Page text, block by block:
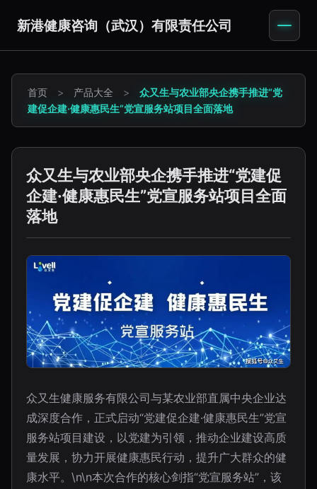
新港健康咨询（武汉）有限责任公司
首页 > 产品大全 >
众又生与农业部央企携手推进“党
建促企建·健康惠民生”党宣服务站项目全面落地
众又生与农业部央企携手推进“党建促
企建·健康惠民生”党宣服务站项目全面
落地
众又生健康服务有限公司与某农业部直属中央企业达
成深度合作，正式启动“党建促企建·健康惠民生”党宣
服务站项目建设，以党建为引领，推动企业建设高质
量发展，协力开展健康惠民行动，提升广大群众的健
康水平。\n\n本次合作的核心剑指“党宣服务站”，该